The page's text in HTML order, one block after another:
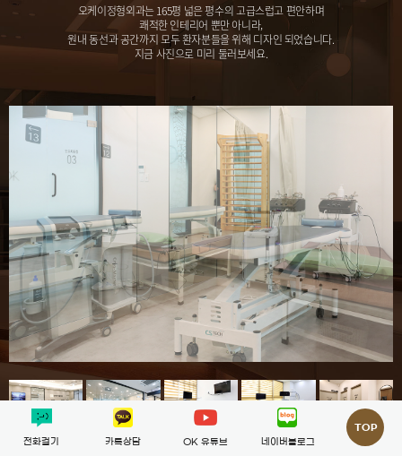
오케이정형외과는 165평 넓은 평수의 고급스럽고 편안하며
쾌적한 인테리어 뿐만 아니라,
원내 동선과 공간까지 모두 환자분들을 위해 디자인 되었습니다.
지금 사진으로 미리 둘러보세요.
전화걸기 카톡상담 OK 유튜브 네이버블로그
TOP